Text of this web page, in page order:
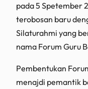
pada 5 Spetember
terobosan baru
Silaturahmi yang
nama Forum Guru
Pembentukan
menajdi pemantik